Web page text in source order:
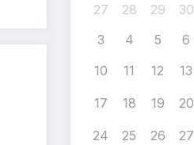
27 28 29 30
3
4 5 6
10
11 12 13
17 18 19 20
24 25 26 27